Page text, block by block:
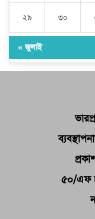
২৯ ৩০
« জুলাই
৫০/এফ